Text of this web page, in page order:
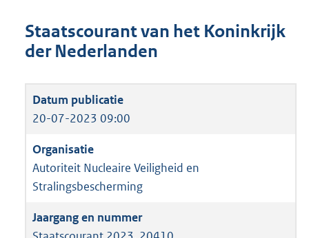
Staatscourant van het Koninkrijk
der Nederlanden
20-07-2023 09:00
Autoriteit Nucleaire Veiligheid en
Stralingsbescherming